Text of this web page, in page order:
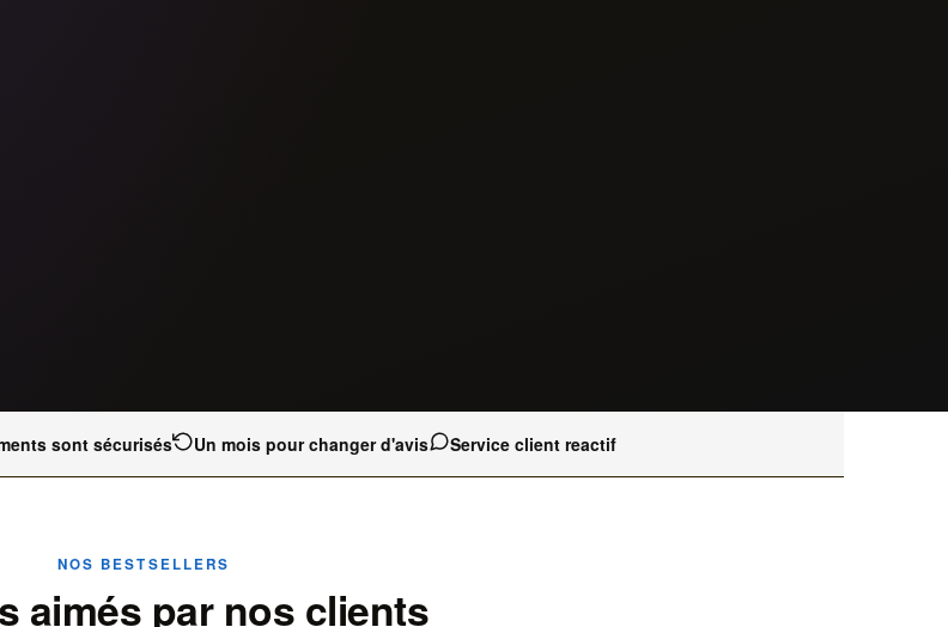
sont sécurisés Un mois pour changer d'avis Service client reactif
NOS BESTSELLERS
aimés par nos clients